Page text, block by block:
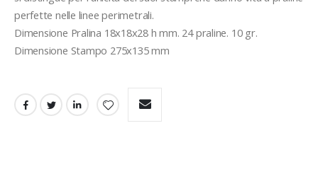
perfette nelle linee perimetrali.
Dimensione Pralina 18x18x28 h mm. 24 praline. 10 gr.
Dimensione Stampo 275x135 mm